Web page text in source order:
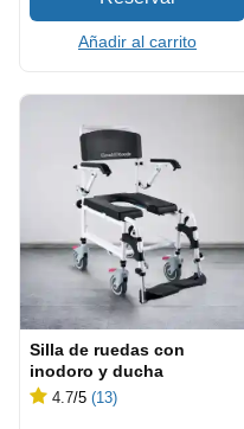
Añadir al carrito
Silla de ruedas con
inodoro y ducha
4.7/5 (13)